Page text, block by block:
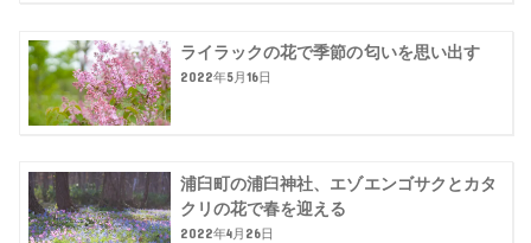
ライラックの花で季節の匂いを思い出す
2022年5月16日
浦臼町の浦臼神社、エゾエンゴサクとカタ
クリの花で春を迎える
2022年4月26日